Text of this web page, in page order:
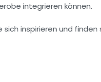
integrieren können.